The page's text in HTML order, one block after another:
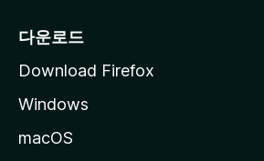
다운로드
Download Firefox
Windows
macOS